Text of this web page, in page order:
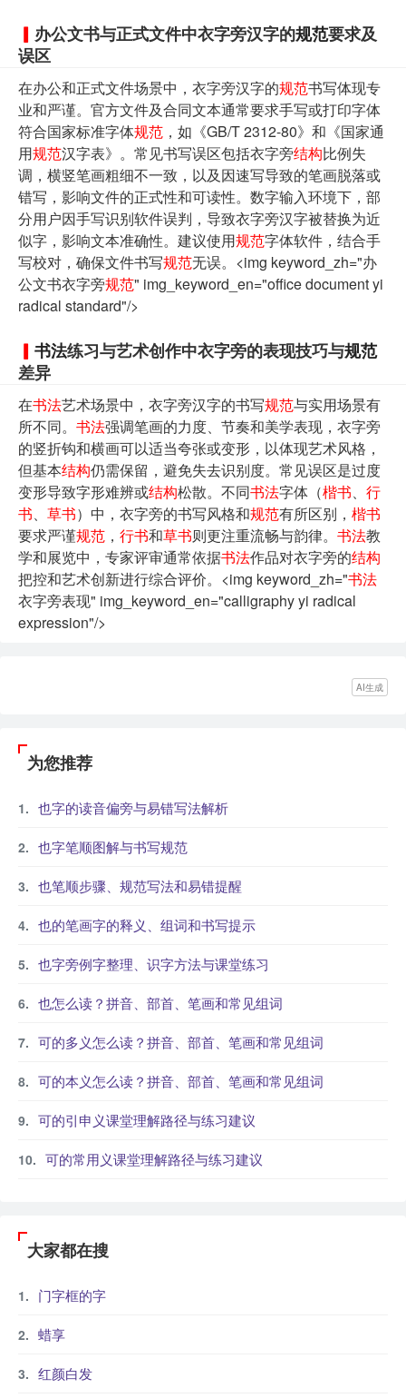
办公文书与正式文件中衣字旁汉字的规范要求及
误区
在办公和正式文件场景中，衣字旁汉字的规范书写体现专
业和严谨。官方文件及合同文本通常要求手写或打印字体
符合国家标准字体规范 ，如《GB/T 2312-80》和《国家通
用规范汉字表》。常见书写误区包括衣字旁结构比例失
调，横竖笔画粗细不一致，以及因速写导致的笔画脱落或
错写，影响文件的正式性和可读性。数字输入环境下，部
分用户因手写识别软件误判，导致衣字旁汉字被替换为近
似字，影响文本准确性。建议使用规范字体软件，结合手
写校对，确保文件书写规范无误。<img keyword_zh="办
公文书衣字旁规范" img_keyword_en="office document yi
radical standard"/>
书法练习与艺术创作中衣字旁的表现技巧与规范
差异
在书法艺术场景中，衣字旁汉字的书写规范与实用场景有
所不同。 书法强调笔画的力度、节奏和美学表现，衣字旁
的竖折钩和横画可以适当夸张或变形，以体现艺术风格，
但基本结构仍需保留，避免失去识别度。常见误区是过度
变形导致字形难辨或结构松散。不同书法字体（楷书、 行
书、 草书）中，衣字旁的书写风格和规范有所区别， 楷书
要求严谨规范 ， 行书和草书则更注重流畅与韵律。 书法教
学和展览中，专家评审通常依据书法作品对衣字旁的结构
把控和艺术创新进行综合评价。<img keyword_zh="书法
衣字旁表现" img_keyword_en="calligraphy yi radical
expression"/>
AI生成
为您推荐
也字的读音偏旁与易错写法解析
也字笔顺图解与书写规范
也笔顺步骤、规范写法和易错提醒
也的笔画字的释义、组词和书写提示
也字旁例字整理、识字方法与课堂练习
也怎么读？拼音、部首、笔画和常见组词
可的多义怎么读？拼音、部首、笔画和常见组词
可的本义怎么读？拼音、部首、笔画和常见组词
可的引申义课堂理解路径与练习建议
可的常用义课堂理解路径与练习建议
大家都在搜
门字框的字
蜡享
红颜白发